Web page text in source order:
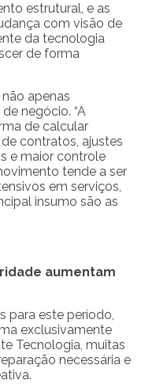
estrutural, e as
com visão de
da tecnologia
de forma
apenas
negócio. “A
de calcular
contratos, ajustes
e maior controle
tende a ser
em serviços,
insumo são as
aumentam
para este período,
exclusivamente
Tecnologia, muitas
necessária e